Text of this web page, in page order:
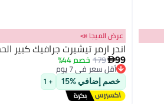
3
عرض الميجا 📣
اندر ارمر تيشيرت جرافيك كبير
99
179خصم 44%
أقل سعر في 7 يوم
توصيل مجاني
أقل سعر في 7 يوم
خصم إضافي %15 + 1